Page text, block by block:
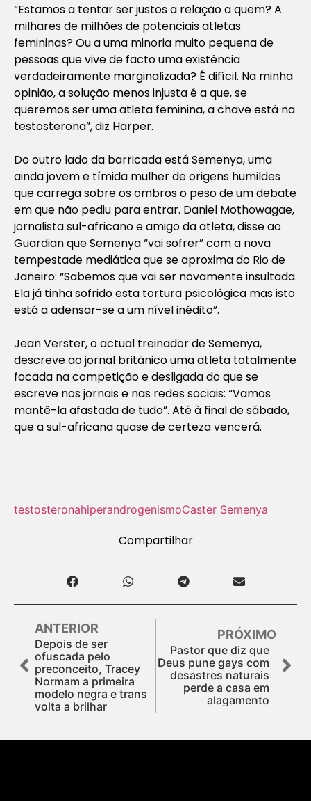
“Estamos a tentar ser justos a relação a quem? A
milhares de milhões de potenciais atletas
femininas? Ou a uma minoria muito pequena de
pessoas que vive de facto uma existência
verdadeiramente marginalizada? É difícil. Na minha
opinião, a solução menos injusta é a que, se
queremos ser uma atleta feminina, a chave está na
testosterona”, diz Harper.
Do outro lado da barricada está Semenya, uma
ainda jovem e tímida mulher de origens humildes
que carrega sobre os ombros o peso de um debate
em que não pediu para entrar. Daniel Mothowagae,
jornalista sul-africano e amigo da atleta, disse ao
Guardianque Semenya “vai sofrer” com a nova
tempestade mediática que se aproxima do Rio de
Janeiro: “Sabemos que vai ser novamente insultada.
Ela já tinha sofrido esta tortura psicológica mas isto
está a adensar-se a um nível inédito”.
Jean Verster, o actual treinador de Semenya,
descreve ao jornal britânico uma atleta totalmente
focada na competição e desligada do que se
escreve nos jornais e nas redes sociais: “Vamos
mantê-la afastada de tudo”. Até à final de sábado,
que a sul-africana quase de certeza vencerá.
testosteronahiperandrogenismoCaster Semenya
Compartilhar
ANTERIOR
Depois de ser
ofuscada pelo
preconceito, Tracey
Normam a primeira
modelo negra e trans
volta a brilhar
PRÓXIMO
Pastor que diz que
Deus pune gays com
desastres naturais
perde a casa em
alagamento